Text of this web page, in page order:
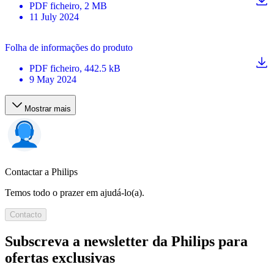
PDF ficheiro, 2 MB
11 July 2024
Folha de informações do produto
PDF ficheiro, 442.5 kB
9 May 2024
Mostrar mais
Contactar a Philips
Temos todo o prazer em ajudá-lo(a).
Contacto
Subscreva a newsletter da Philips para
ofertas exclusivas